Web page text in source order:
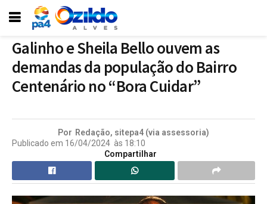
Galinho e Sheila Bello ouvem as
demandas da população do Bairro
Centenário no “Bora Cuidar”
Por Redação, sitepa4 (via assessoria)
Publicado em 16/04/2024 às 18:10
Compartilhar